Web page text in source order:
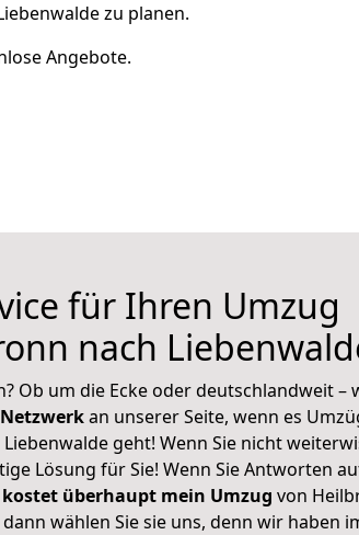
zu planen.
Angebote.
für Ihren Umzug
nach
Ob um die Ecke oder deutschlandweit –
an unserer Seite, wenn es
geht! Wenn Sie nicht
Lösung für Sie! Wenn Sie Antworten
überhaupt mein Umzug von
wählen Sie sie uns, denn wir haben